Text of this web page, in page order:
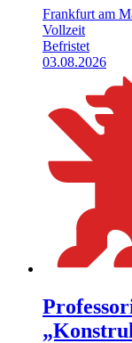
Frankfurt am
Vollzeit
Befristet
03.08.2026